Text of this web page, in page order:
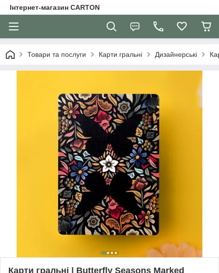
Інтернет-магазин CARTON
Товари та послуги Карти гральні Дизайнерські
Карти гральні | Butterfly Seasons Marked